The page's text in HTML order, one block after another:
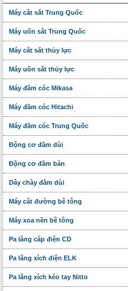
Máy cắt sắt Trung Quốc
Máy uốn sắt Trung Quốc
Máy cắt sắt thủy lực
Máy uốn sắt thủy lực
Máy đầm cóc Mikasa
Máy đầm cóc Hitachi
Máy đầm cóc Trung Quốc
Động cơ đầm dùi
Động cơ đầm bàn
Dây chày đầm dùi
Máy cắt đường bê tông
Máy xoa nền bê tông
Pa lăng cáp điện CD
Pa lăng xích điện ELK
Pa lăng xích kéo tay Nitto